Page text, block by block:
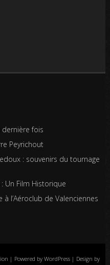
dernière fois
Peyrichout
: souvenirs du tournage
Un Film Historique
l’Aéroclub de Valenciennes
| Powered by WordPress | Design by